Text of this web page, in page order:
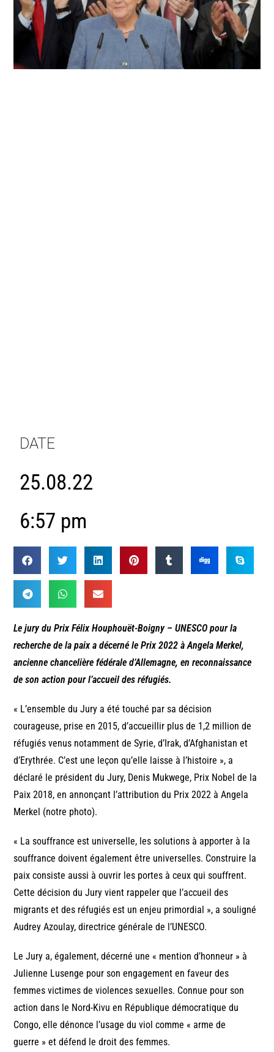
DATE
25.08.22
6:57 pm
Le jury du Prix Félix Houphouët-Boigny – UNESCO pour la
recherche de la paix a décerné le Prix 2022 à Angela Merkel,
ancienne chancelière fédérale d’Allemagne, en reconnaissance
de son action pour l’accueil des réfugiés.
« L’ensemble du Jury a été touché par sa décision
courageuse, prise en 2015, d’accueillir plus de 1,2 million de
réfugiés venus notamment de Syrie, d’Irak, d’Afghanistan et
d’Erythrée. C’est une leçon qu’elle laisse à l’histoire », a
déclaré le président du Jury, Denis Mukwege, Prix Nobel de la
Paix 2018, en annonçant l’attribution du Prix 2022 à Angela
Merkel (notre photo).
« La souffrance est universelle, les solutions à apporter à la
souffrance doivent également être universelles. Construire la
paix consiste aussi à ouvrir les portes à ceux qui souffrent.
Cette décision du Jury vient rappeler que l’accueil des
migrants et des réfugiés est un enjeu primordial », a souligné
Audrey Azoulay, directrice générale de l’UNESCO.
Le Jury a, également, décerné une « mention d’honneur » à
Julienne Lusenge pour son engagement en faveur des
femmes victimes de violences sexuelles. Connue pour son
action dans le Nord-Kivu en République démocratique du
Congo, elle dénonce l’usage du viol comme « arme de
guerre » et défend le droit des femmes.